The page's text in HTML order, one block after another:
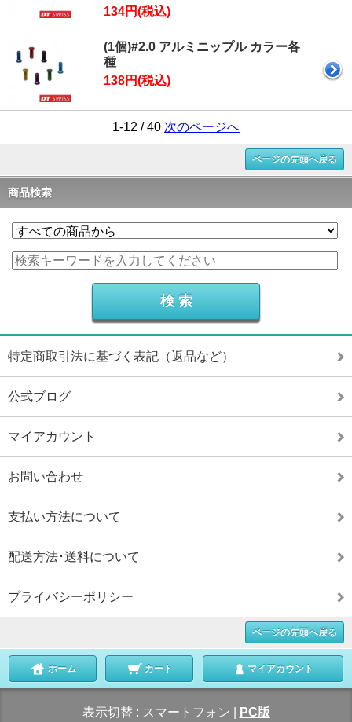
134円(税込)
(1個)#2.0 アルミニップル カラー各
種
138円(税込)
1-12 / 40 次のページへ
ページの先頭へ戻る
商品検索
特定商取引法に基づく表記（返品など）
公式ブログ
マイアカウント
お問い合わせ
支払い方法について
配送方法･送料について
プライバシーポリシー
ページの先頭へ戻る
ホーム カート マイアカウント
表示切替 : スマートフォン PC版